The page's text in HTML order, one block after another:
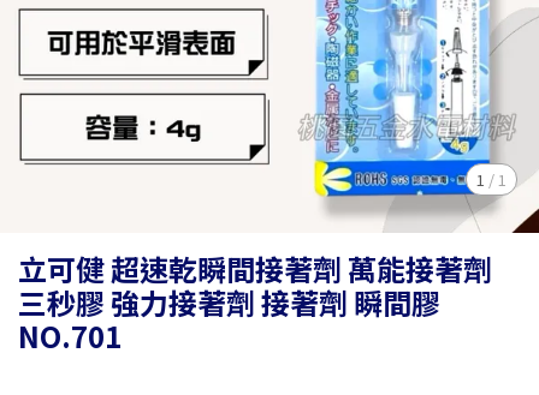
1 / 1
立可健 超速乾瞬間接著劑 萬能接著劑
三秒膠 強力接著劑 接著劑 瞬間膠
NO.701